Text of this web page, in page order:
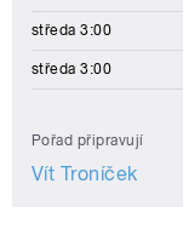
středa 3:00
středa 3:00
Pořad připravují
Vít Troníček